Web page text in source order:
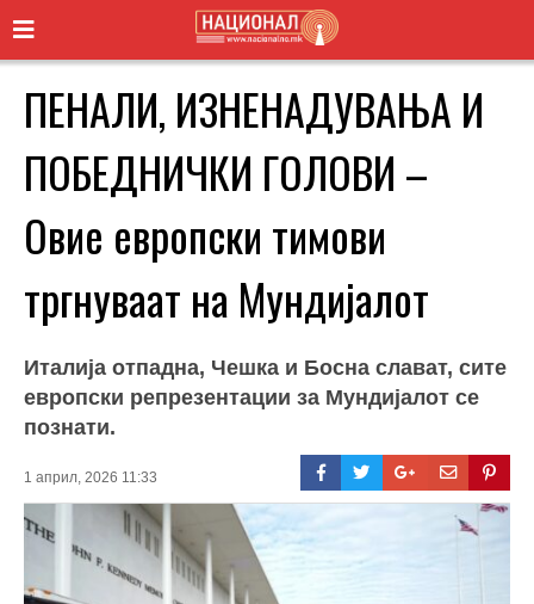
ПЕНАЛИ, ИЗНЕНАДУВАЊА И
ПОБЕДНИЧКИ ГОЛОВИ –
Овие европски тимови
тргнуваат на Мундијалот
Италија отпадна, Чешка и Босна слават, сите
европски репрезентации за Мундијалот се
познати.
1 април, 2026 11:33